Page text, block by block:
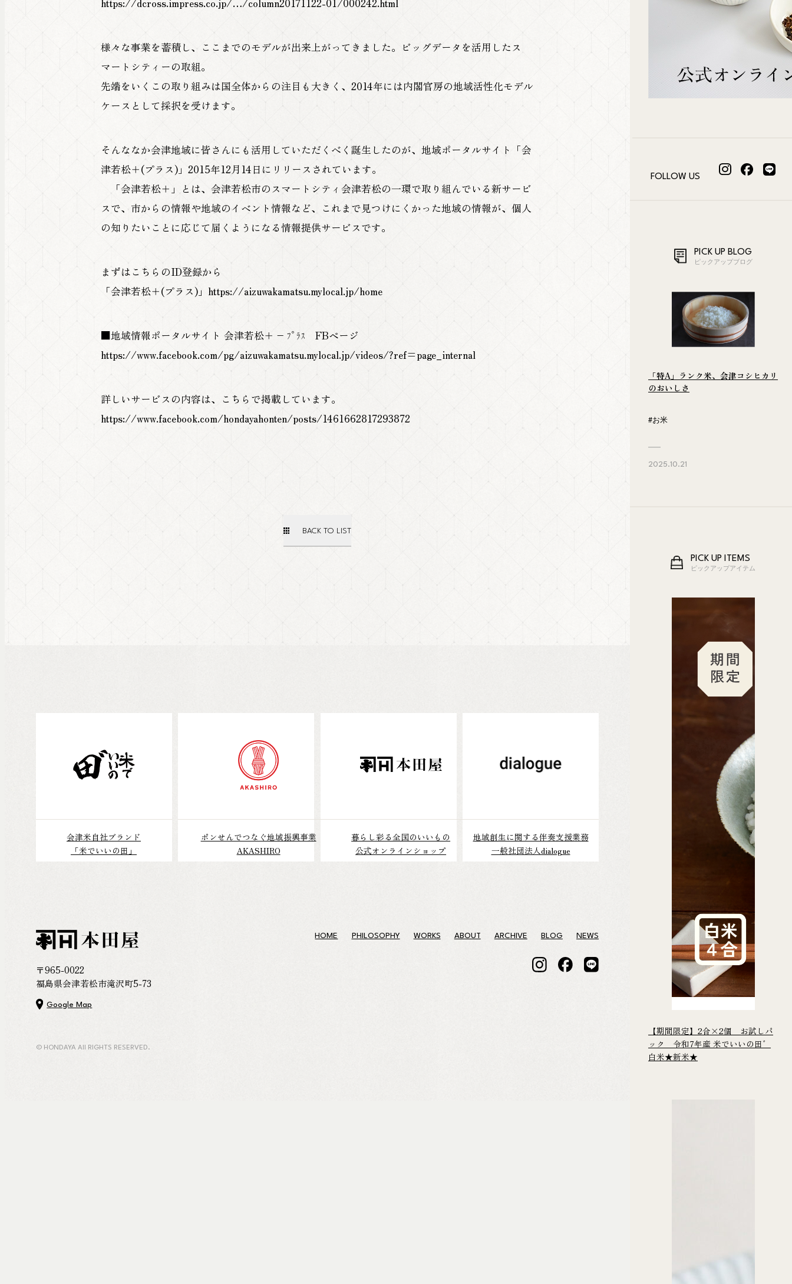
https://dcross.impress.co.jp/…/column20171122-01/000242.html
様々な事業を蓄積し、ここまでのモデルが出来上がってきました。ビッグデータを活用したス
マートシティーの取組。
先端をいくこの取り組みは国全体からの注目も大きく、2014年には内閣官房の地域活性化モデル
ケースとして採択を受けます。
そんななか会津地域に皆さんにも活用していただくべく誕生したのが、地域ポータルサイト「会
津若松＋(プラス)」2015年12月14日にリリースされています。
「会津若松＋」とは、会津若松市のスマートシティ会津若松の一環で取り組んでいる新サービ
スで、市からの情報や地域のイベント情報など、これまで見つけにくかった地域の情報が、個人
の知りたいことに応じて届くようになる情報提供サービスです。
まずはこちらのID登録から
「会津若松＋(プラス)」https://aizuwakamatsu.mylocal.jp/home
■地域情報ポータルサイト 会津若松＋ – ﾌﾟﾗｽ FBページ
https://www.facebook.com/pg/aizuwakamatsu.mylocal.jp/videos/?ref=page_internal
詳しいサービスの内容は、こちらで掲載しています。
https://www.facebook.com/hondayahonten/posts/1461662817293872
BACK TO LIST
会津米自社ブランド
「米でいいの田」
ポンせんでつなぐ地域振興事業
AKASHIRO
暮らし彩る全国のいいもの
公式オンラインショップ
地域創生に関する伴奏支援業務
一般社団法人dialogue
〒965-0022
福島県会津若松市滝沢町5-73
Google Map
HOME PHILOSOPHY WORKS ABOUT ARCHIVE BLOG NEWS
© HONDAYA All RIGHTS RESERVED.
FOLLOW US
PICK UP BLOG
ピックアップブログ
「特A」ランク米、会津コシヒカリ
のおいしさ
#お米
2025.10.21
PICK UP ITEMS
ピックアップアイテム
【期間限定】2合×2個 お試しパ
ック 令和7年産 米でいいの田゛
白米★新米★